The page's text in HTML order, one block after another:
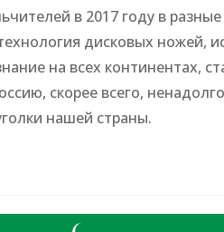
в 2017 году в
дисковых ножей,
на всех континентах,
скорее всего,
нашей страны.